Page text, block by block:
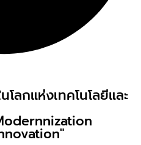
ลกแห่งเทคโนโลยีและ